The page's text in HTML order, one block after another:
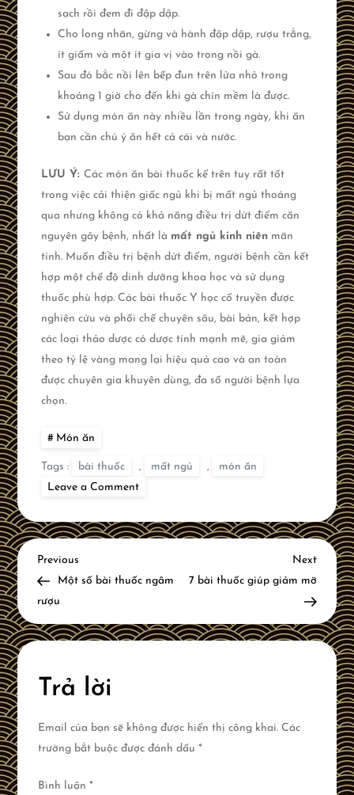
sạch rồi đem đi đập dập.
Cho long nhãn, gừng và hành đập dập, rượu trắng,
ít giấm và một ít gia vị vào trong nồi gà.
Sau đó bắc nồi lên bếp đun trên lửa nhỏ trong
khoảng 1 giờ cho đến khi gà chín mềm là được.
Sử dụng món ăn này nhiều lần trong ngày, khi ăn
bạn cần chú ý ăn hết cả cái và nước.
LƯU Ý: Các món ăn bài thuốc kể trên tuy rất tốt
trong việc cải thiện giấc ngủ khi bị mất ngủ thoáng
qua nhưng không có khả năng điều trị dứt điểm căn
nguyên gây bệnh, nhất là mất ngủ kinh niên mãn
tính. Muốn điều trị bệnh dứt điểm, người bệnh cần kết
hợp một chế độ dinh dưỡng khoa học và sử dụng
thuốc phù hợp. Các bài thuốc Y học cổ truyền được
nghiên cứu và phối chế chuyên sâu, bài bản, kết hợp
các loại thảo dược có dược tính mạnh mẽ, gia giảm
theo tỷ lệ vàng mang lại hiệu quả cao và an toàn
được chuyên gia khuyên dùng, đa số người bệnh lựa
chọn.
Món ăn
Tags : bài thuốc , mất ngủ ,
món ăn
Leave a Commenton
Ăn
–
Mất
Quả,
Dễ
Đ
i
ề
u
ư
ớ
Previous
Post
Previous
Một số bài thuốc ngâm
rượu
Next
Post
Next
7 bài thuốc giúp giảm mỡ
Trả lời
Email của bạn sẽ không được hiển thị công khai. Các
trường bắt buộc được đánh dấu*
Bình luận*